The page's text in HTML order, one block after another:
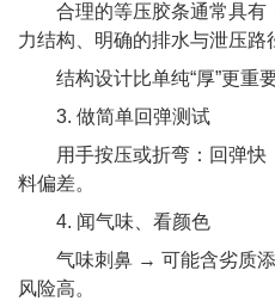
合理的等压胶条通常具有
力结构、明确的排水与泄压路
结构设计比单纯“厚”更重要
3. 做简单回弹测试
用手按压或折弯：回弹快
料偏差。
4. 闻气味、看颜色
气味刺鼻 → 可能含劣质添
风险高。